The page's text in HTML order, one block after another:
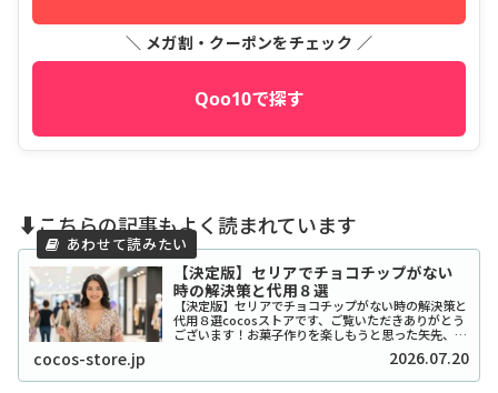
＼ メガ割・クーポンをチェック ／
Qoo10で探す
⬇️こちらの記事もよく読まれています
【決定版】セリアでチョコチップがない
時の解決策と代用８選
【決定版】セリアでチョコチップがない時の解決策と
代用８選cocosストアです、ご覧いただきありがとう
ございます！お菓子作りを楽しもうと思った矢先、セ
リアでチョコチップが「ない！」と困ったことはあり
ませんか？実は私も、クッキーを焼こうとした日...
cocos-store.jp 2026.07.20